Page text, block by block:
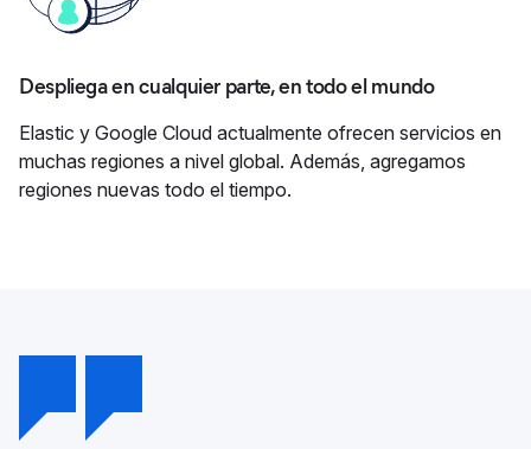
Despliega en cualquier parte, en todo el mundo
Elastic y Google Cloud actualmente ofrecen servicios en
muchas regiones a nivel global. Además, agregamos
regiones nuevas todo el tiempo.